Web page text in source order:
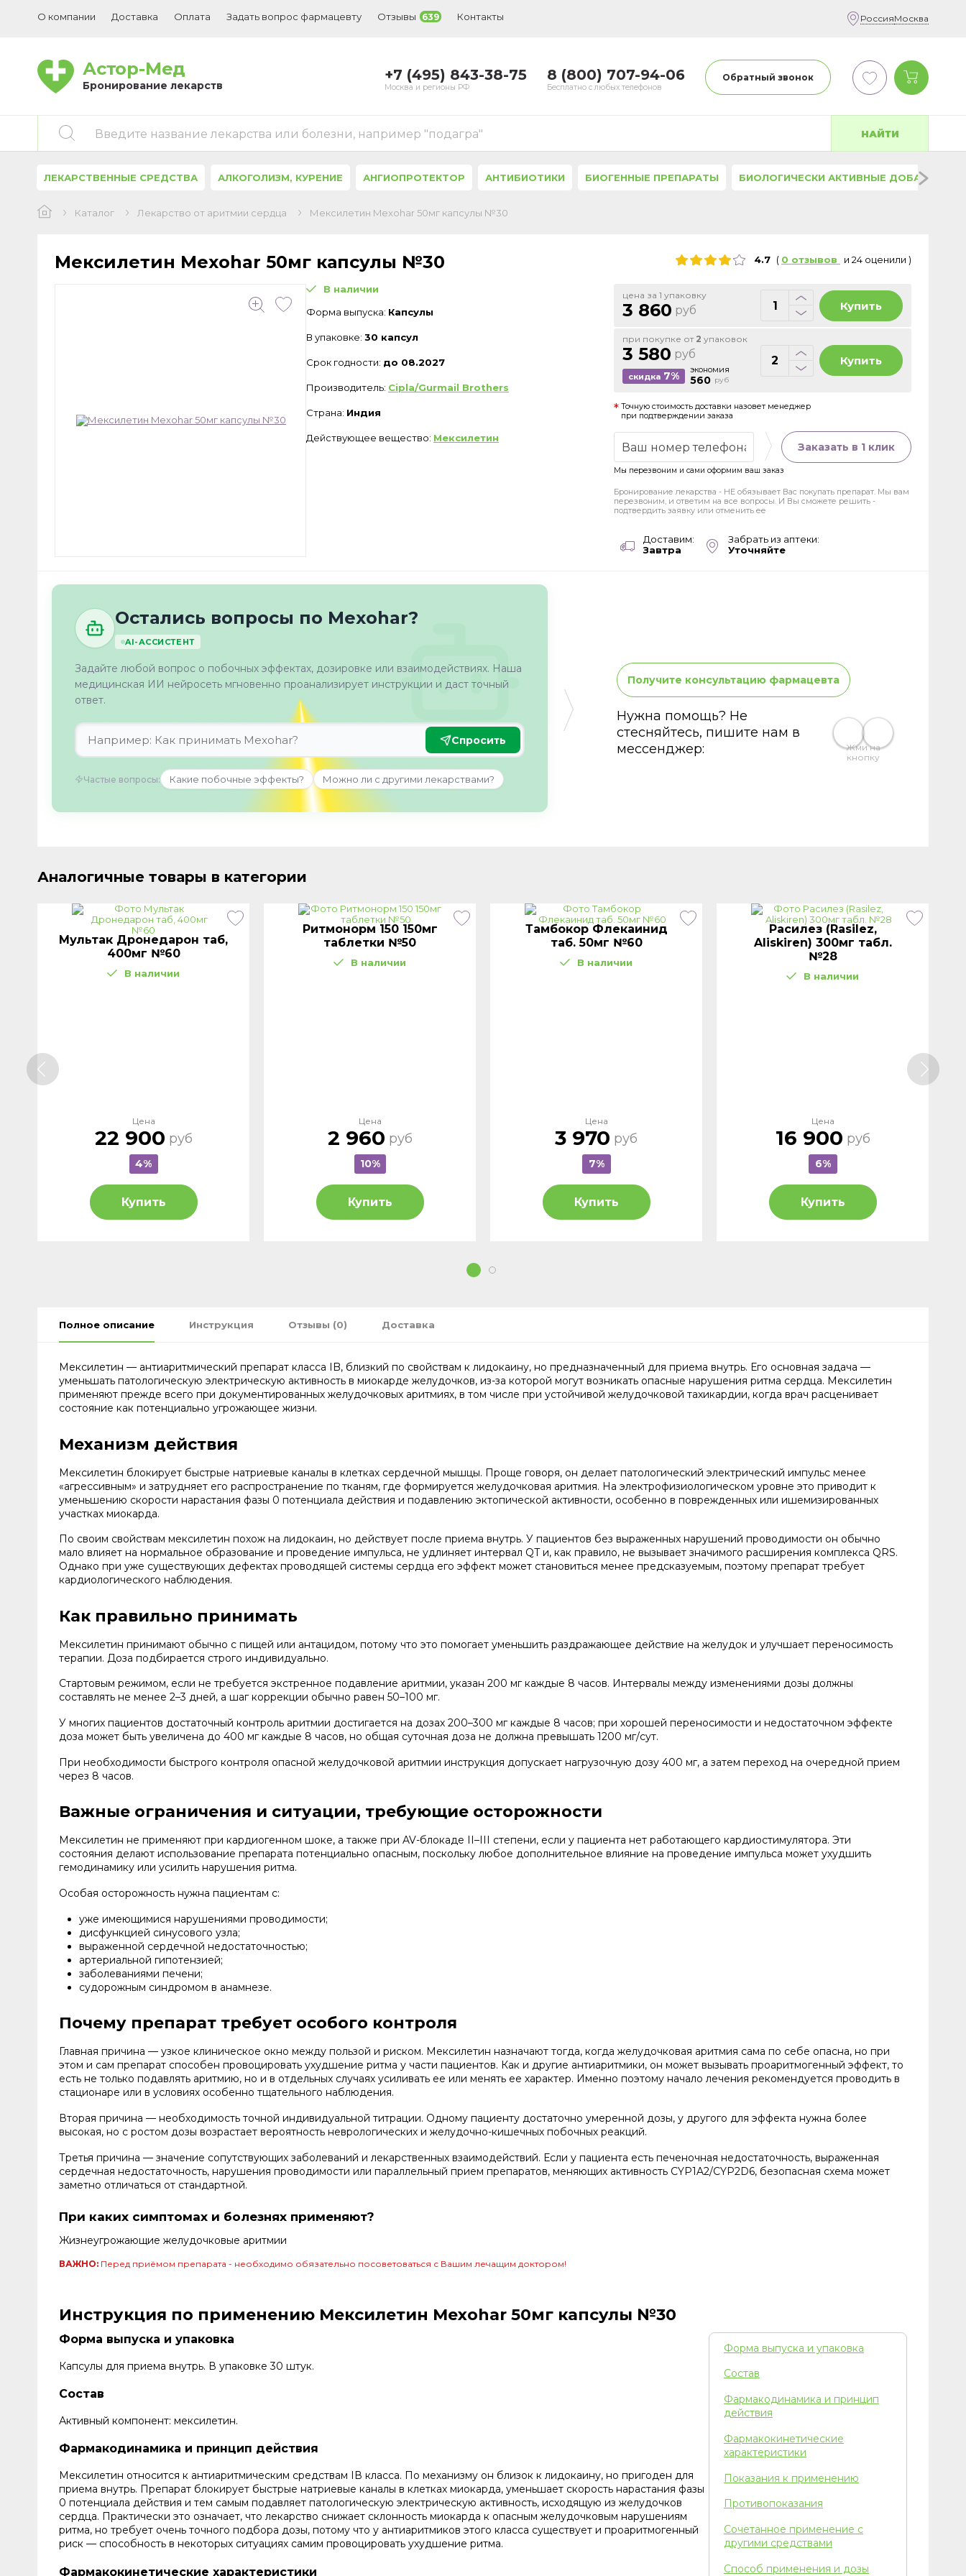
О компании Доставка Оплата Задать вопрос фармацевту Отзывы 639 Контакты РоссияМосква
Астор-Мед
Бронирование лекарств
+7 (495) 843-38-75
Москва и регионы РФ
8 (800) 707-94-06
Бесплатно с любых телефонов
Обратный звонок
Введите название лекарства или болезни, например "подагра" НАЙТИ
ЛЕКАРСТВЕННЫЕ СРЕДСТВА АЛКОГОЛИЗМ, КУРЕНИЕ АНГИОПРОТЕКТОР АНТИБИОТИКИ БИОГЕННЫЕ ПРЕПАРАТЫ БИОЛОГИЧЕСКИ АКТИВНЫЕ ДОБАВКИ
Каталог Лекарство от аритмии сердца Мексилетин Mexohar 50мг капсулы №30
Мексилетин Mexohar 50мг капсулы №30 4.7 ( 0 отзывов и 24 оценили )
В наличии
Форма выпуска: Капсулы
В упаковке: 30 капсул
Срок годности: до 08.2027
Производитель: Cipla/Gurmail Brothers
Страна: Индия
Действующее вещество: Мексилетин
цена за 1 упаковку
3 860 руб Купить
при покупке от 2 упаковок
3 580 руб
скидка 7% экономия
560 руб
Купить
Точную стоимость доставки назовет менеджер
при подтверждении заказа
Заказать в 1 клик
Мы перезвоним и сами оформим ваш заказ
Бронирование лекарства - НЕ обязывает Вас покупать препарат. Мы вам
перезвоним, и ответим на все вопросы. И Вы сможете решить -
подтвердить заявку или отменить ее
Доставим:
Завтра
Забрать из аптеки:
Уточняйте
Остались вопросы по Mexohar?
AI-АССИСТЕНТ
Задайте любой вопрос о побочных эффектах, дозировке или взаимодействиях. Наша
медицинская ИИ нейросеть мгновенно проанализирует инструкции и даст точный
ответ.
Спросить
Частые вопросы: Какие побочные эффекты? Можно ли с другими лекарствами?
Получите консультацию фармацевта
Нужна помощь? Не
стесняйтесь, пишите нам в
мессенджер:
Жми на
кнопку
Аналогичные товары в категории
Мультак Дронедарон таб,
400мг №60
В наличии
Цена
22 900 руб
4%
Купить
Ритмонорм 150 150мг
таблетки №50
В наличии
Цена
2 960 руб
10%
Купить
Тамбокор Флекаинид
таб. 50мг №60
В наличии
Цена
3 970 руб
7%
Купить
Расилез (Rasilez,
Aliskiren) 300мг табл.
№28
В наличии
Цена
16 900 руб
6%
Купить
Полное описание Инструкция Отзывы (0) Доставка
Мексилетин — антиаритмический препарат класса IB, близкий по свойствам к лидокаину, но предназначенный для приема внутрь. Его основная задача —
уменьшать патологическую электрическую активность в миокарде желудочков, из-за которой могут возникать опасные нарушения ритма сердца. Мексилетин
применяют прежде всего при документированных желудочковых аритмиях, в том числе при устойчивой желудочковой тахикардии, когда врач расценивает
состояние как потенциально угрожающее жизни.
Механизм действия
Мексилетин блокирует быстрые натриевые каналы в клетках сердечной мышцы. Проще говоря, он делает патологический электрический импульс менее
«агрессивным» и затрудняет его распространение по тканям, где формируется желудочковая аритмия. На электрофизиологическом уровне это приводит к
уменьшению скорости нарастания фазы 0 потенциала действия и подавлению эктопической активности, особенно в поврежденных или ишемизированных
участках миокарда.
По своим свойствам мексилетин похож на лидокаин, но действует после приема внутрь. У пациентов без выраженных нарушений проводимости он обычно
мало влияет на нормальное образование и проведение импульса, не удлиняет интервал QT и, как правило, не вызывает значимого расширения комплекса QRS.
Однако при уже существующих дефектах проводящей системы сердца его эффект может становиться менее предсказуемым, поэтому препарат требует
кардиологического наблюдения.
Как правильно принимать
Мексилетин принимают обычно с пищей или антацидом, потому что это помогает уменьшить раздражающее действие на желудок и улучшает переносимость
терапии. Доза подбирается строго индивидуально.
Стартовым режимом, если не требуется экстренное подавление аритмии, указан 200 мг каждые 8 часов. Интервалы между изменениями дозы должны
составлять не менее 2–3 дней, а шаг коррекции обычно равен 50–100 мг.
У многих пациентов достаточный контроль аритмии достигается на дозах 200–300 мг каждые 8 часов; при хорошей переносимости и недостаточном эффекте
доза может быть увеличена до 400 мг каждые 8 часов, но общая суточная доза не должна превышать 1200 мг/сут.
При необходимости быстрого контроля опасной желудочковой аритмии инструкция допускает нагрузочную дозу 400 мг, а затем переход на очередной прием
через 8 часов.
Важные ограничения и ситуации, требующие осторожности
Мексилетин не применяют при кардиогенном шоке, а также при AV-блокаде II–III степени, если у пациента нет работающего кардиостимулятора. Эти
состояния делают использование препарата потенциально опасным, поскольку любое дополнительное влияние на проведение импульса может ухудшить
гемодинамику или усилить нарушения ритма.
Особая осторожность нужна пациентам с:
уже имеющимися нарушениями проводимости;
дисфункцией синусового узла;
выраженной сердечной недостаточностью;
артериальной гипотензией;
заболеваниями печени;
судорожным синдромом в анамнезе.
Почему препарат требует особого контроля
Главная причина — узкое клиническое окно между пользой и риском. Мексилетин назначают тогда, когда желудочковая аритмия сама по себе опасна, но при
этом и сам препарат способен провоцировать ухудшение ритма у части пациентов. Как и другие антиаритмики, он может вызывать проаритмогенный эффект, то
есть не только подавлять аритмию, но и в отдельных случаях усиливать ее или менять ее характер. Именно поэтому начало лечения рекомендуется проводить в
стационаре или в условиях особенно тщательного наблюдения.
Вторая причина — необходимость точной индивидуальной титрации. Одному пациенту достаточно умеренной дозы, у другого для эффекта нужна более
высокая, но с ростом дозы возрастает вероятность неврологических и желудочно-кишечных побочных реакций.
Третья причина — значение сопутствующих заболеваний и лекарственных взаимодействий. Если у пациента есть печеночная недостаточность, выраженная
сердечная недостаточность, нарушения проводимости или параллельный прием препаратов, меняющих активность CYP1A2/CYP2D6, безопасная схема может
заметно отличаться от стандартной.
При каких симптомах и болезнях применяют?
Жизнеугрожающие желудочковые аритмии
ВАЖНО: Перед приёмом препарата - необходимо обязательно посоветоваться с Вашим лечащим доктором!
Инструкция по применению Мексилетин Mexohar 50мг капсулы №30
Форма выпуска и упаковка
Капсулы для приема внутрь. В упаковке 30 штук.
Состав
Активный компонент: мексилетин.
Фармакодинамика и принцип действия
Мексилетин относится к антиаритмическим средствам IВ класса. По механизму он близок к лидокаину, но пригоден для
приема внутрь. Препарат блокирует быстрые натриевые каналы в клетках миокарда, уменьшает скорость нарастания фазы
0 потенциала действия и тем самым подавляет патологическую электрическую активность, исходящую из желудочков
сердца. Практически это означает, что лекарство снижает склонность миокарда к опасным желудочковым нарушениям
ритма, но требует очень точного подбора дозы, потому что у антиаритмиков этого класса существует и проаритмогенный
риск — способность в некоторых ситуациях самим провоцировать ухудшение ритма.
Фармакокинетические характеристики
Форма выпуска и упаковка
Состав
Фармакодинамика и принцип
действия
Фармакокинетические
характеристики
Показания к применению
Противопоказания
Сочетанное применение с
другими средствами
Способ применения и дозы